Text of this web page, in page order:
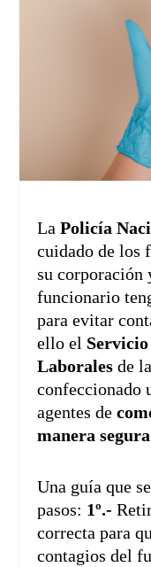
LaPolicía
cuidado de los
su corporación
funcionario
para evitar
ello el Servicio
Laborales de
confeccionado
agentes de
manera segura
Una guía que
pasos: 1º.-
correcta para
contagios del